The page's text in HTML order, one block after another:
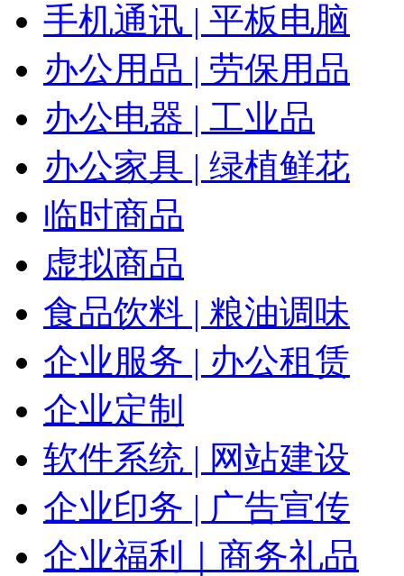
手机通讯 | 平板电脑
办公用品 | 劳保用品
办公电器 | 工业品
办公家具 | 绿植鲜花
临时商品
虚拟商品
食品饮料 | 粮油调味
企业服务 | 办公租赁
企业定制
软件系统 | 网站建设
企业印务 | 广告宣传
企业福利｜商务礼品